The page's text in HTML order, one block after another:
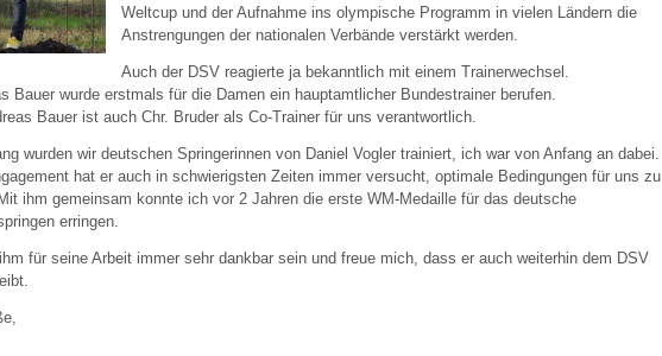
Weltcup und der Aufnahme ins olympische Programm in vielen Ländern die
Anstrengungen der nationalen Verbände verstärkt werden.
Auch der DSV reagierte ja bekanntlich mit einem Trainerwechsel.
Bauer wurde erstmals für die Damen ein hauptamtlicher Bundestrainer berufen.
Bauer ist auch Chr. Bruder als Co-Trainer für uns verantwortlich.
wurden wir deutschen Springerinnen von Daniel Vogler trainiert, ich war von Anfang an dabei.
hat er auch in schwierigsten Zeiten immer versucht, optimale Bedingungen für uns zu
ihm gemeinsam konnte ich vor 2 Jahren die erste WM-Medaille für das deutsche
erringen.
für seine Arbeit immer sehr dankbar sein und freue mich, dass er auch weiterhin dem DSV